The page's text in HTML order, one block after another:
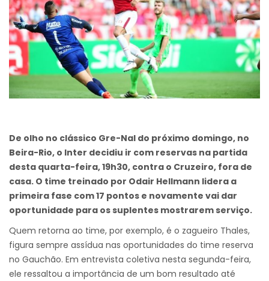
De olho no clássico Gre-Nal do próximo domingo, no
Beira-Rio, o Inter decidiu ir com reservas na partida
desta quarta-feira, 19h30, contra o Cruzeiro, fora de
casa. O time treinado por Odair Hellmann lidera a
primeira fase com 17 pontos e novamente vai dar
oportunidade para os suplentes mostrarem serviço.
Quem retorna ao time, por exemplo, é o zagueiro Thales,
figura sempre assídua nas oportunidades do time reserva
no Gauchão. Em entrevista coletiva nesta segunda-feira,
ele ressaltou a importância de um bom resultado até